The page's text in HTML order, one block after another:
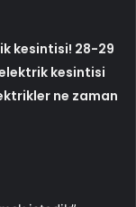
kesintisi! 28-29
kesintisi
ne zaman